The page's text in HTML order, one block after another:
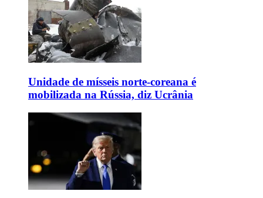
Unidade de mísseis norte-coreana é
mobilizada na Rússia, diz Ucrânia